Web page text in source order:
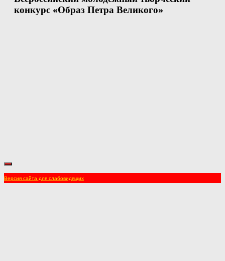
конкурс «Образ Петра Великого»
Версия сайта для слабовидящих